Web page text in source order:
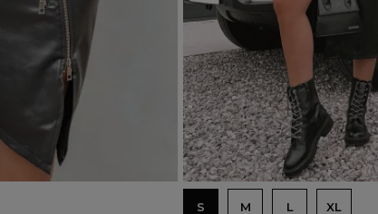
Dodaj do koszyka
S M L XL